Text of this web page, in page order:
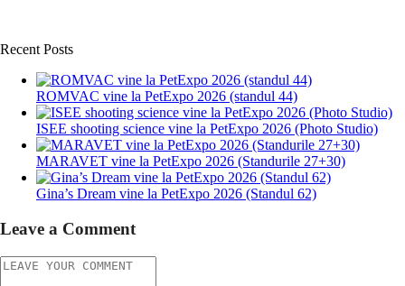
Recent Posts
ROMVAC vine la PetExpo 2026 (standul 44)
ISEE shooting science vine la PetExpo 2026 (Photo Studio)
MARAVET vine la PetExpo 2026 (Standurile 27+30)
Gina’s Dream vine la PetExpo 2026 (Standul 62)
Leave a Comment